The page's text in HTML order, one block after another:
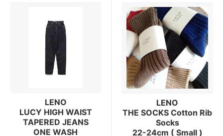
LENO
LUCY HIGH WAIST
TAPERED JEANS
ONE WASH
LENO
THE SOCKS Cotton Rib
Socks
22-24cm ( Small )